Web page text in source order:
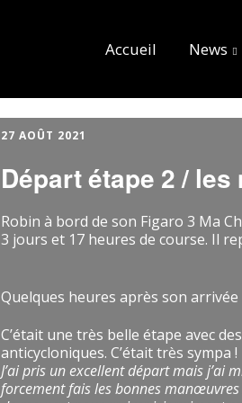
Accueil News
27 AOÛT 2021
Départ étape 2 /
Robin à bord de son Figaro 3 Ma
3 jours et 17 heures de course. Il
Quelques heures après son
C’était une très belle étape avec
anticycloniques. C’était très sympa !
J’ai pris un excellent départ mais j’ai
forcement fais les bonnes manœuvres